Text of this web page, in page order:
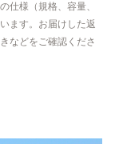
仕様（規格、容量、
ます。お届けした返
などをご確認くださ